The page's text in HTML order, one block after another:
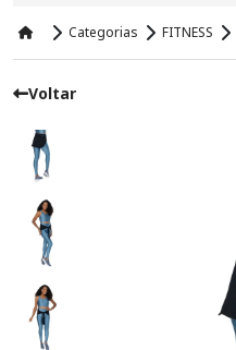
Categorias FITNESS
Voltar